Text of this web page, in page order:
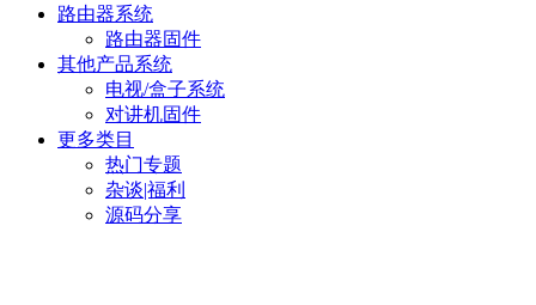
路由器系统
路由器固件
其他产品系统
电视/盒子系统
对讲机固件
更多类目
热门专题
杂谈|福利
源码分享